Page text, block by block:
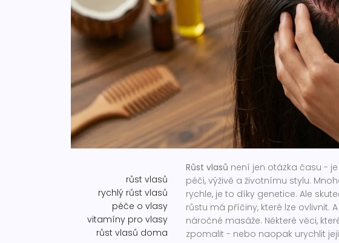
růst vlasů
rychlý růst vlasů
péče o vlasy
vitamíny pro vlasy
růst vlasů doma
Růst vlasů není jen otázka času -
péči, výživě a životnímu stylu.
rychle, je to díky genetice. Ale
růstu má příčiny, které lze ovlivnit.
náročné masáže. Některé věci,
zpomalit - nebo naopak urychlit